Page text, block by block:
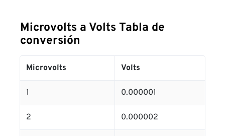
Microvolts a Volts Tabla de
conversión
Microvolts Volts
1 0.000001
2 0.000002